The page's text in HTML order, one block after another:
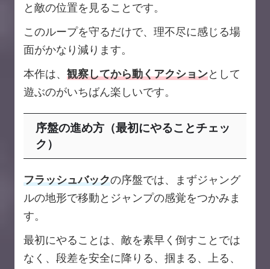
と敵の位置を見ることです。
このループを守るだけで、理不尽に感じる場
面がかなり減ります。
本作は、 観察してから動くアクションとして
遊ぶのがいちばん楽しいです。
序盤の進め方（最初にやることチェッ
ク）
フラッシュバックの序盤では、まずジャング
ルの地形で移動とジャンプの感覚をつかみま
す。
最初にやることは、敵を素早く倒すことでは
なく、段差を安全に降りる、掴まる、上る、